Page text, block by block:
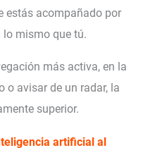
estás acompañado por
lo mismo que tú.
más activa, en la
o avisar de un radar, la
superior.
artificial al